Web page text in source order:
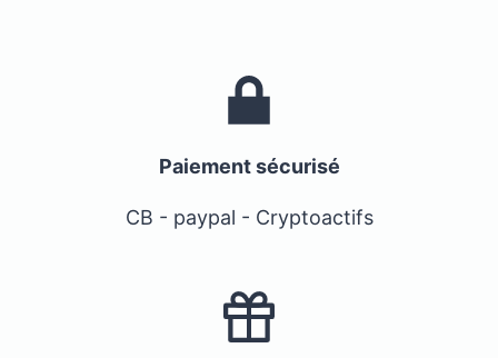
Paiement sécurisé
CB - paypal - Cryptoactifs